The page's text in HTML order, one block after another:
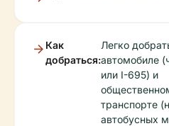
Как
добраться:
Легко
автомобиле
или I-695) и
транспорте
автобусных